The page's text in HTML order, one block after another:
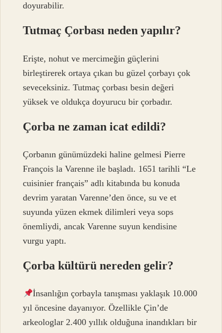
doyurabilir.
Tutmaç Çorbası neden yapılır?
Erişte, nohut ve mercimeğin güçlerini
birleştirerek ortaya çıkan bu güzel çorbayı çok
seveceksiniz. Tutmaç çorbası besin değeri
yüksek ve oldukça doyurucu bir çorbadır.
Çorba ne zaman icat edildi?
Çorbanın günümüzdeki haline gelmesi Pierre
François la Varenne ile başladı. 1651 tarihli “Le
cuisinier français” adlı kitabında bu konuda
devrim yaratan Varenne’den önce, su ve et
suyunda yüzen ekmek dilimleri veya sops
önemliydi, ancak Varenne suyun kendisine
vurgu yaptı.
Çorba kültürü nereden gelir?
İnsanlığın çorbayla tanışması yaklaşık 10.000
yıl öncesine dayanıyor. Özellikle Çin’de
arkeologlar 2.400 yıllık olduğuna inandıkları bir